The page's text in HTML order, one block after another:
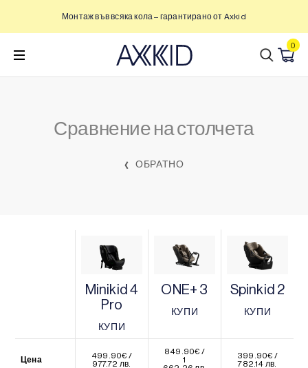
съдържанието
Монтаж във всяка кола – гарантирано от Axkid
0
Сравнение на столчета
ОБРАТНО
Minikid 4
Pro
КУПИ
КУПИ
ONE+ 3
КУПИ
Spinkid 2
КУПИ
Цена 499.90€ /
977.72 лв.
849.90€ /
1
399.90€ /
782.14 лв.